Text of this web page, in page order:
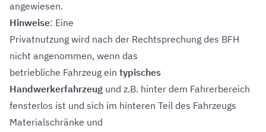
angewiesen.
Hinweise: Eine
Privatnutzung wird nach der Rechtsprechung des BFH
nicht angenommen, wenn das
betriebliche Fahrzeug ein typisches
Handwerkerfahrzeug und z.B. hinter dem Fahrerbereich
fensterlos ist und sich im hinteren Teil des Fahrzeugs
Materialschränke und